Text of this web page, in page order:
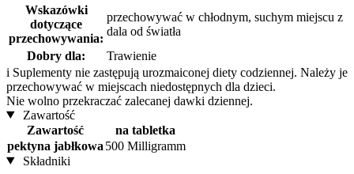
Wskazówki
dotyczące
przechowywania:
przechowywać w chłodnym, suchym miejscu z
dala od światła
Dobry dla:
Trawienie
i Suplementy nie zastępują urozmaiconej diety codziennej. Należy je
przechowywać w miejscach niedostępnych dla dzieci.
Nie wolno przekraczać zalecanej dawki dziennej.
Zawartość
Zawartość
na tabletka
pektyna jabłkowa 500 Milligramm
Składniki